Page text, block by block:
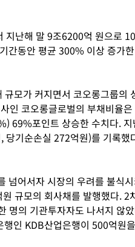
지난해 말 9조6200억 원으로
간동안 평균 300% 이상 증가
모가 커지면서 코오롱그룹의
인 코오롱글로벌의 부채비율
69%포인트 상승한 수치다. 지
기순손실 272억원)를 기록했
넘어서자 시장의 우려를 불식
규모의 회사채를 발행했다. 2
명의 기관투자자도 나서지 않
인 KDB산업은행이 500억원